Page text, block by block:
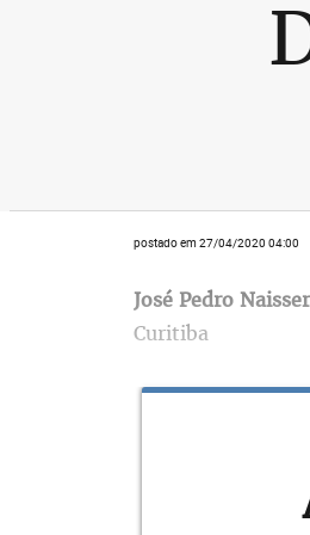
postado em 27/04/2020 04:00
José Pedro Naisser
Curitiba
"Pior que a
inoperante
contratos dos
em creches e